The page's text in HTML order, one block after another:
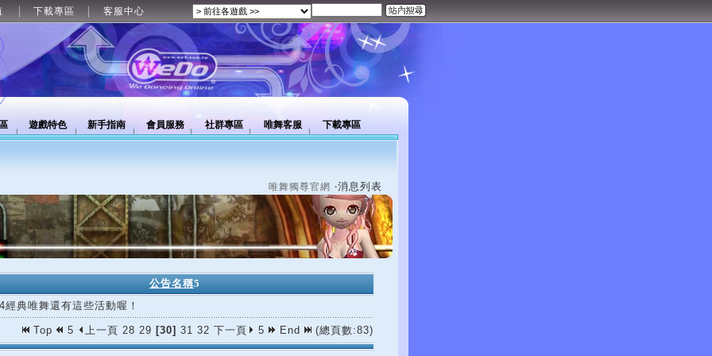
下載專區 客服中心
遊戲特色 新手指南 會員服務 社群專區 唯舞客服 下載專區
唯舞獨尊官網 ‧消息列表
公告名稱5
經典唯舞還有這些活動喔！
Top 5 上一頁 28 29 [30] 31 32 下一頁 5 End (總頁數:83)